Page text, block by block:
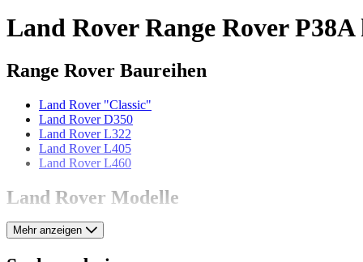
Land Rover Range Rover P38A
Range Rover Baureihen
Land Rover "Classic"
Land Rover D350
Land Rover L322
Land Rover L405
Land Rover L460
Land Rover Modelle
Land Rover 109
Mehr anzeigen